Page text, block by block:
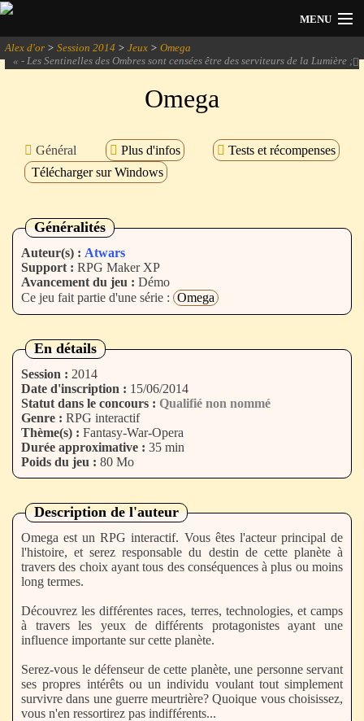
MENU
Actualités
Forum
Communauté
Se connecter
Alex d'or > Session 2014 > Jeux > Omega
« - Les Sentinelles des Ombres sont censées être des serviteurs de la Lumière ;
Omega
Général Plus d'infos
Tests et récompenses
Télécharger sur Windows
Généralités
Auteur(s) : Atwars
Support : RPG Maker XP
Avancement du jeu : Démo
Ce jeu fait partie d'une série : Omega
En détails
Session : 2014
Date d'inscription : 15/06/2014
Statut dans le concours : Qualifié non nommé
Genre : RPG interactif
Thème(s) : Fantasy-War-Opera
Durée approximative : 35 min
Poids du jeu : 80 Mo
Description de l'auteur
Omega est un RPG interactif. Vous êtes l'acteur principal de
l'histoire, et serez responsable du destin de cette planète à
travers des choix ayant tous des conséquences à plus ou moins
long termes.
Découvrez les différentes races, terres, technologies, et camps
à travers les yeux de différents protagonistes ayant une
influence importante sur cette planète.
Serez-vous le défenseur de cette planète, une personne servant
ses propres intérêts ou un individu voulant tout simplement
survivre dans une guerre meurtrière? Quoique vous choisissez,
vous n'en ressortirez pas indifférents...